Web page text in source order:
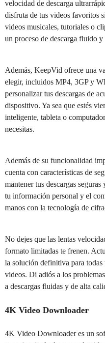
velocidad de descarga
disfruta de tus videos favoritos
videos musicales, tutoriales o
un proceso de descarga fluido
Además, KeepVid ofrece una
elegir, incluidos MP4, 3GP y
personalizar tus descargas de
dispositivo. Ya sea que estés
inteligente, tableta o
necesitas.
Además de su funcionalidad
cuenta con características de
mantener tus descargas
tu información personal y el
manos con la tecnología de
No dejes que las lentas
formato limitadas te frenen.
la solución definitiva para todas
videos. Di adiós a los
a descargas fluidas y de alta
4K Video Downloader
4K Video Downloader es un